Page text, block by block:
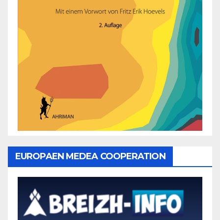
EUROPAEN MEDEA COOPERATION